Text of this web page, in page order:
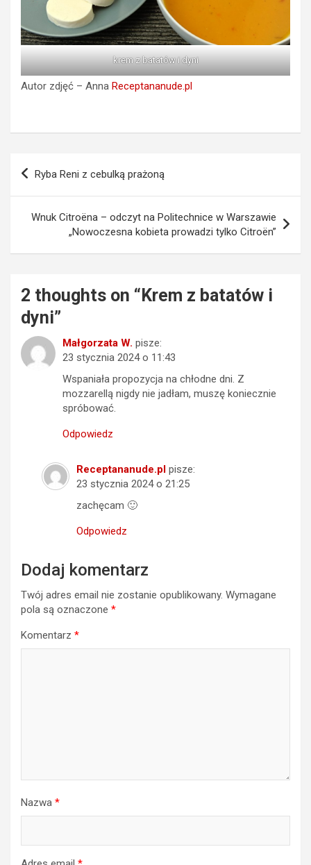
krem z batatów i dyni
Autor zdjęć – Anna Receptananude.pl
Nawigacja
wpisu
Ryba Reni z cebulką prażoną
Wnuk Citroëna – odczyt na Politechnice w Warszawie
„Nowoczesna kobieta prowadzi tylko Citroën”
2 thoughts on “ Krem z batatów i
dyni”
Małgorzata W. pisze:
23 stycznia 2024 o 11:43
Wspaniała propozycja na chłodne dni. Z
mozzarellą nigdy nie jadłam, muszę koniecznie
spróbować.
Odpowiedz
Receptananude.pl pisze:
23 stycznia 2024 o 21:25
zachęcam 🙂
Odpowiedz
Dodaj komentarz
Twój adres email nie zostanie opublikowany. Wymagane
pola są oznaczone *
Komentarz *
Nazwa *